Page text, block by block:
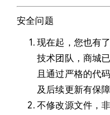
安全问题
现在起，您也有
技术团队，商城
且通过严格的代
及后续更新有保障
不修改源文件，